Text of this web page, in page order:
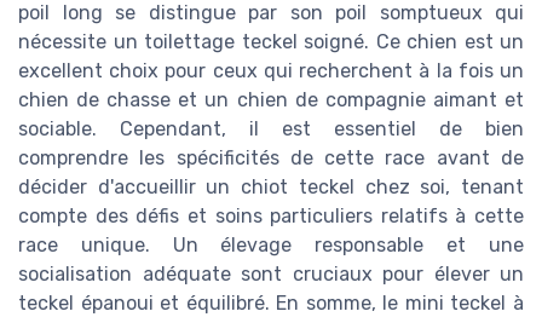
poil long se distingue par son poil somptueux qui
nécessite un toilettage teckel soigné. Ce chien est un
excellent choix pour ceux qui recherchent à la fois un
chien de chasse et un chien de compagnie aimant et
sociable. Cependant, il est essentiel de bien
comprendre les spécificités de cette race avant de
décider d'accueillir un chiot teckel chez soi, tenant
compte des défis et soins particuliers relatifs à cette
race unique. Un élevage responsable et une
socialisation adéquate sont cruciaux pour élever un
teckel épanoui et équilibré. En somme, le mini teckel à